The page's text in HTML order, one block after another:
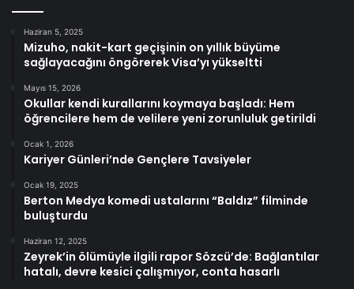
Haziran 5, 2025
Mizuho, nakit-kart geçişinin on yıllık büyüme
sağlayacağını öngörerek Visa’yı yükseltti
Mayıs 15, 2026
Okullar kendi kurallarını koymaya başladı: Hem
öğrencilere hem de velilere yeni zorunluluk getirildi
Ocak 1, 2026
Kariyer Günleri’nde Gençlere Tavsiyeler
Ocak 19, 2025
Berton Medya komedi ustalarını “Baldız” filminde
buluşturdu
Haziran 12, 2025
Zeyrek’in ölümüyle ilgili rapor Sözcü’de: Bağlantılar
hatalı, devre kesici çalışmıyor, conta hasarlı